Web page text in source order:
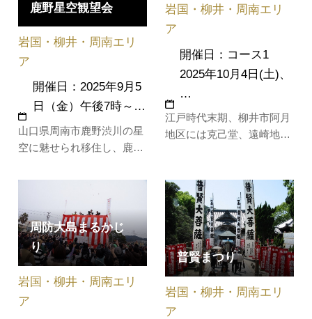
橘総合セ…
鹿野星空観望会
山口県周南市鹿野渋川の星
空に魅せられ移住し、鹿野
ソムリエ」鴨瀬カメラマン
による星空観望会を開催し
ます。月や季節の星座、火
星・木星・土星・天の川・
アンドロメダ星雲などの観
望を予定しています。晴
れ、もしくは薄曇りなら星
空観望会を…
岩国・柳井・周南エリ
ア
開催日：2025年9月5
日（金）午後7時～…
江戸時代末期、柳井市阿月
地区には克己堂、遠崎地区
明治維新に貢献した数多く
の人材がここで学びまし
た。このコースでは、古地
図を片手に明治維新ゆかり
の地を巡ります。［コース
１］柳井港駅 → 長州征討
の碑 &…
岩国・柳井・周南エリ
ア
開催日：コース1
2025年10月4日(土)、
…
周防大島まるかじ
り
岩国・柳井・周南エリ
ア
普賢まつり
岩国・柳井・周南エリ
ア